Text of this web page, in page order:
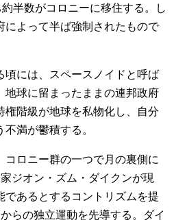
半数がコロニーに移住する。し
によって半ば強制されたもので
頃には、スペースノイドと呼ば
地球に留まったままの連邦政府
権階級が地球を私物化し、自分
満が鬱積する。
コロニー群の一つで月の裏側に
ジオン・ズム・ダイクンが現
であるとするコントリズムを提
らの独立運動を先導する。ダイ